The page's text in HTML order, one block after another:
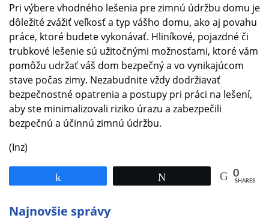
Pri výbere vhodného lešenia pre zimnú údržbu domu je
dôležité zvážiť veľkosť a typ vášho domu, ako aj povahu
práce, ktoré budete vykonávať. Hliníkové, pojazdné či
trubkové lešenie sú užitočnými možnosťami, ktoré vám
pomôžu udržať váš dom bezpečný a vo vynikajúcom
stave počas zimy. Nezabudnite vždy dodržiavať
bezpečnostné opatrenia a postupy pri práci na lešení,
aby ste minimalizovali riziko úrazu a zabezpečili
bezpečnú a účinnú zimnú údržbu.
(Inz)
0
SHARES
Najnovšie správy